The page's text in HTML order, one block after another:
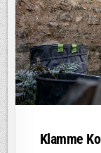
Klamme